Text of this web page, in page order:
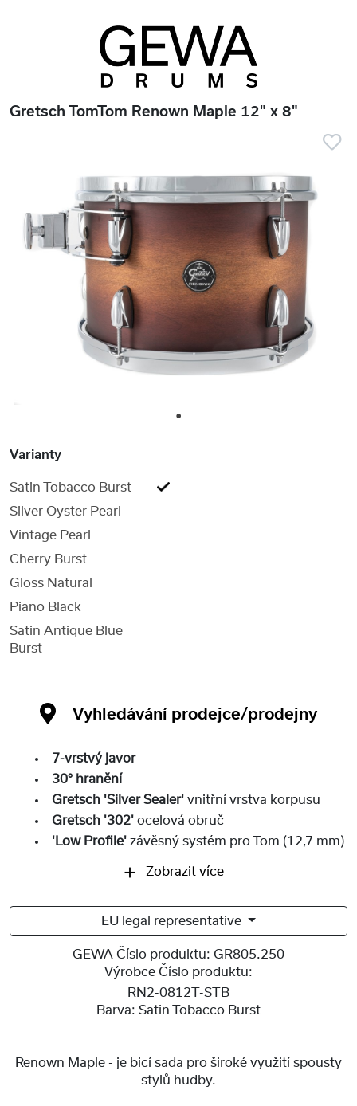
Gretsch TomTom Renown Maple 12" x 8"
1
Varianty
Satin Tobacco Burst
Silver Oyster Pearl
Vintage Pearl
Cherry Burst
Gloss Natural
Piano Black
Satin Antique Blue
Burst
Vyhledávání prodejce/prodejny
7-vrstvý javor
30° hranění
Gretsch 'Silver Sealer' vnitřní vrstva korpusu
Gretsch '302' ocelová obruč
'Low Profile' závěsný systém pro Tom (12,7 mm)
Zobrazit více
EU legal representative
GEWA Číslo produktu: GR805.250
Výrobce Číslo produktu:
RN2-0812T-STB
Barva: Satin Tobacco Burst
Renown Maple - je bicí sada pro široké využití spousty
stylů hudby.